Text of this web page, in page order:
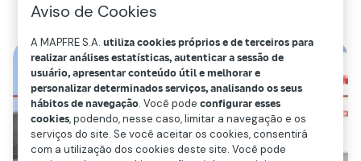
Aviso de Cookies
A MAPFRE S.A.utiliza cookies próprios e de terceiros para
realizar análises estatísticas, autenticar a sessão de
usuário, apresentar conteúdo útil e melhorar e
personalizar determinados serviços, analisando os seus
hábitos de navegação. Você podeconfigurar esses
cookies, podendo, nesse caso, limitar a navegação e os
serviços do site. Se você aceitar os cookies, consentirá
com a utilização dos cookies deste site. Você pode